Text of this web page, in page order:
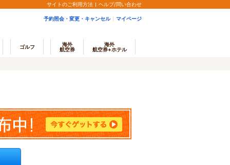
サイトのご利用方法 ヘルプ/問い合わせ
予約照会・変更・キャンセル マイページ
ゴルフ
海外
航空券
海外
航空券+ホテル